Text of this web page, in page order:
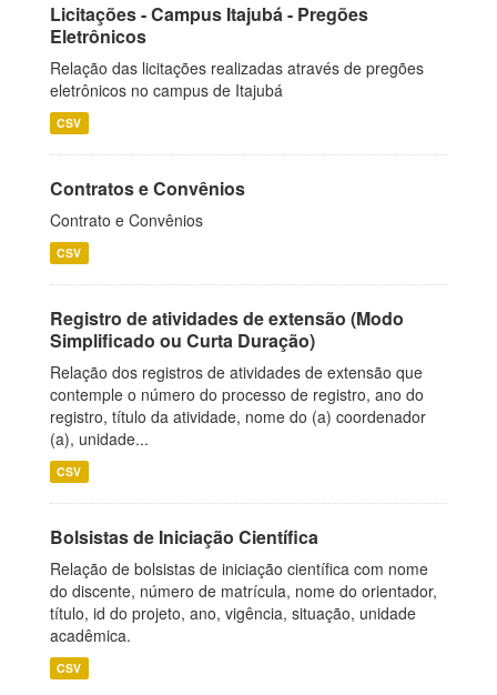
Licitações - Campus Itajubá - Pregões
Eletrônicos
Relação das licitações realizadas através de pregões
eletrônicos no campus de Itajubá
CSV
Contratos e Convênios
Contrato e Convênios
CSV
Registro de atividades de extensão (Modo
Simplificado ou Curta Duração)
Relação dos registros de atividades de extensão que
contemple o número do processo de registro, ano do
registro, título da atividade, nome do (a) coordenador
(a), unidade...
CSV
Bolsistas de Iniciação Científica
Relação de bolsistas de iniciação científica com nome
do discente, número de matrícula, nome do orientador,
título, id do projeto, ano, vigência, situação, unidade
acadêmica.
CSV